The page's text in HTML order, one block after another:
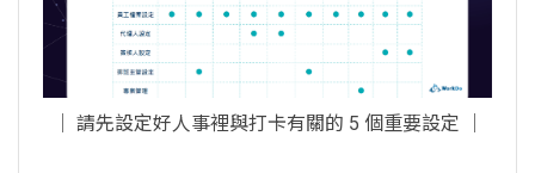
│ 請先設定好人事裡與打卡有關的 5 個重要設定 │